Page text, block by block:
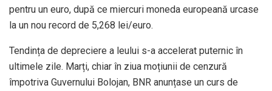
pentru un euro, după ce miercuri moneda europeană urcase
la un nou record de 5,268 lei/euro.
Tendința de depreciere a leului s-a accelerat puternic în
ultimele zile. Marți, chiar în ziua moțiunii de cenzură
împotriva Guvernului Bolojan, BNR anunțase un curs de